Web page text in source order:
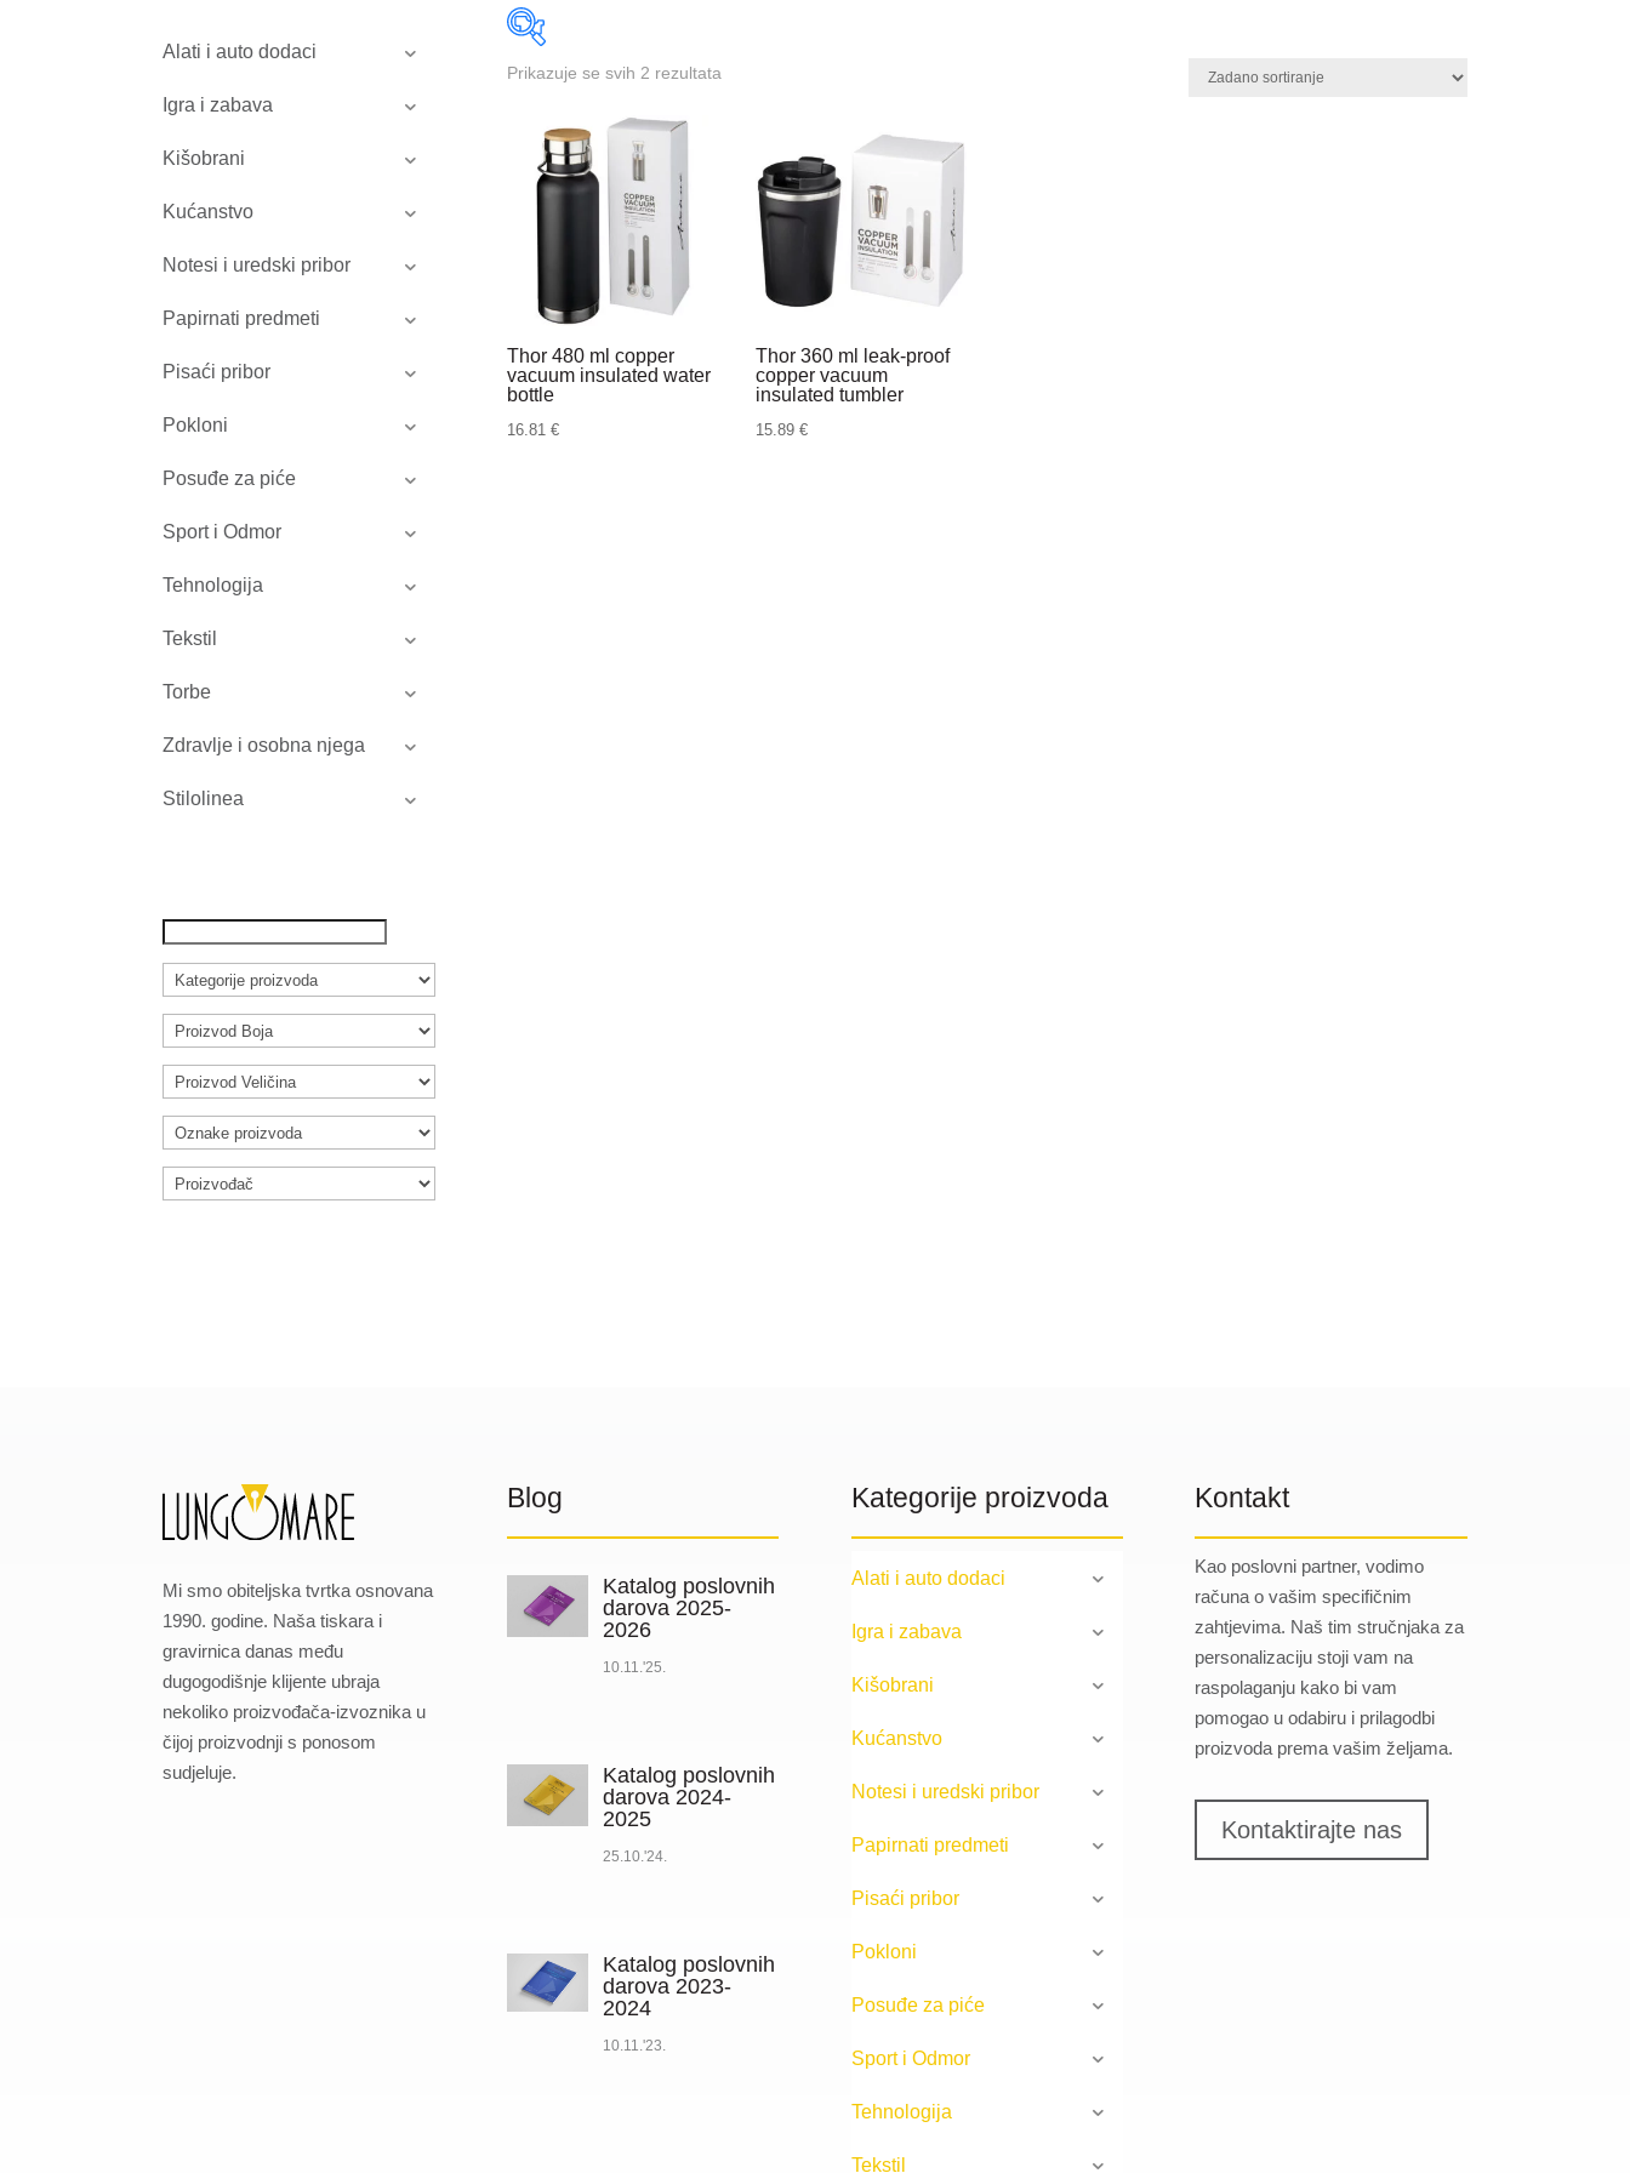
Alati i auto dodaci
Igra i zabava
Kišobrani
Kućanstvo
Notesi i uredski pribor
Papirnati predmeti
Pisaći pribor
Pokloni
Posuđe za piće
Sport i Odmor
Tehnologija
Tekstil
Torbe
Zdravlje i osobna njega
Stilolinea
Prikazuje se svih 2 rezultata
Thor 480 ml copper
vacuum insulated water
bottle
16.81 €
Thor 360 ml leak-proof
copper vacuum
insulated tumbler
15.89 €
Mi smo obiteljska tvrtka osnovana
1990. godine. Naša tiskara i
gravirnica danas među
dugogodišnje klijente ubraja
nekoliko proizvođača-izvoznika u
čijoj proizvodnji s ponosom
sudjeluje.
Blog
Katalog poslovnih
darova 2025-
2026
10.11.'25.
Katalog poslovnih
darova 2024-
2025
25.10.'24.
Katalog poslovnih
darova 2023-
2024
10.11.'23.
Kategorije proizvoda
Alati i auto dodaci
Igra i zabava
Kišobrani
Kućanstvo
Notesi i uredski pribor
Papirnati predmeti
Pisaći pribor
Pokloni
Posuđe za piće
Sport i Odmor
Tehnologija
Tekstil
Kontakt
Kao poslovni partner, vodimo
računa o vašim specifičnim
zahtjevima. Naš tim stručnjaka za
personalizaciju stoji vam na
raspolaganju kako bi vam
pomogao u odabiru i prilagodbi
proizvoda prema vašim željama.
Kontaktirajte nas